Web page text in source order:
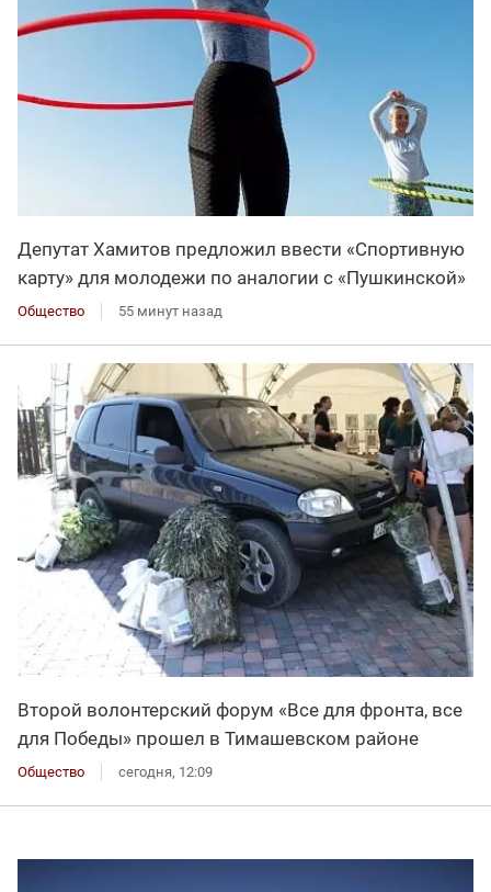
Депутат Хамитов предложил ввести «Спортивную
карту» для молодежи по аналогии с «Пушкинской»
Общество 55 минут назад
Второй волонтерский форум «Все для фронта, все
для Победы» прошел в Тимашевском районе
Общество сегодня, 12:09